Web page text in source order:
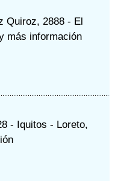
Quiroz, 2888 - El
más información
- Iquitos - Loreto,